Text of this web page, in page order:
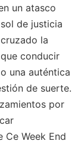
un atasco
de justicia
la
conducir
una auténtica
de suerte.
por
Ce Week End